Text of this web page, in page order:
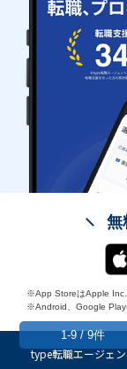
1-9 / 9件
無
※App StoreはApple Inc.
※Android、Google Play
type転職エージェ